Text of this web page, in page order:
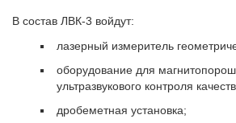
В состав ЛВК-3 войдут:
лазерный измеритель
оборудование для
ультразвукового контроля
дробеметная установка;